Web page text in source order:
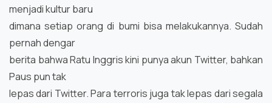
menjadi kultur baru
dimana setiap orang di bumi bisa melakukannya. Sudah
pernah dengar
berita bahwa Ratu Inggris kini punya akun Twitter, bahkan
Paus pun tak
lepas dari Twitter. Para terroris juga tak lepas dari segala